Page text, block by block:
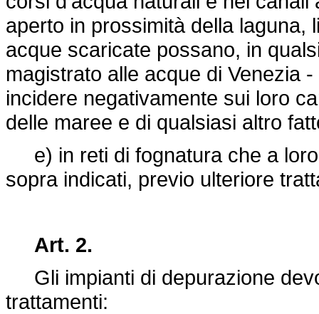
aperto in prossimità della laguna,
acque scaricate possano, in
magistrato alle acque di Venezia
incidere negativamente sui loro
delle maree e di qualsiasi altro
e) in reti di fognatura che a
sopra indicati, previo ulteriore
Art. 2.
Gli impianti di depurazione
trattamenti: